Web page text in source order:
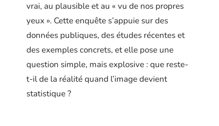
vrai, au plausible et au « vu de nos propres
yeux ». Cette enquête s’appuie sur des
données publiques, des études récentes et
des exemples concrets, et elle pose une
question simple, mais explosive : que reste-
t-il de la réalité quand l’image devient
statistique ?